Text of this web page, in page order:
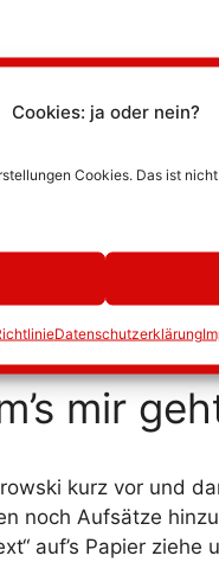
Cookies: ja oder nein?
Cookies. Das ist
Datenschutzerklärung
theologische
Predigende
mir
kurz vor und
noch Aufsätze
auf’s Papier ziehe